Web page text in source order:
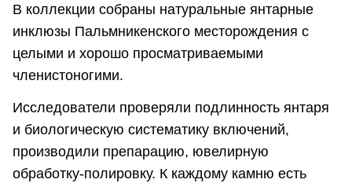
В коллекции собраны натуральные янтарные
инклюзы Пальмникенского месторождения с
целыми и хорошо просматриваемыми
членистоногими.
Исследователи проверяли подлинность янтаря
и биологическую систематику включений,
производили препарацию, ювелирную
обработку-полировку. К каждому камню есть